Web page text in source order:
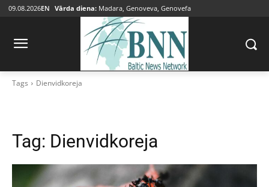
09.08.2026EN Vārda diena: Madara, Genoveva, Genovefa
Tags Dienvidkoreja
Tag: Dienvidkoreja